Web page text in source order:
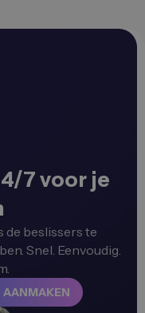
7 voor je
de beslissers te
Snel. Eenvoudig.